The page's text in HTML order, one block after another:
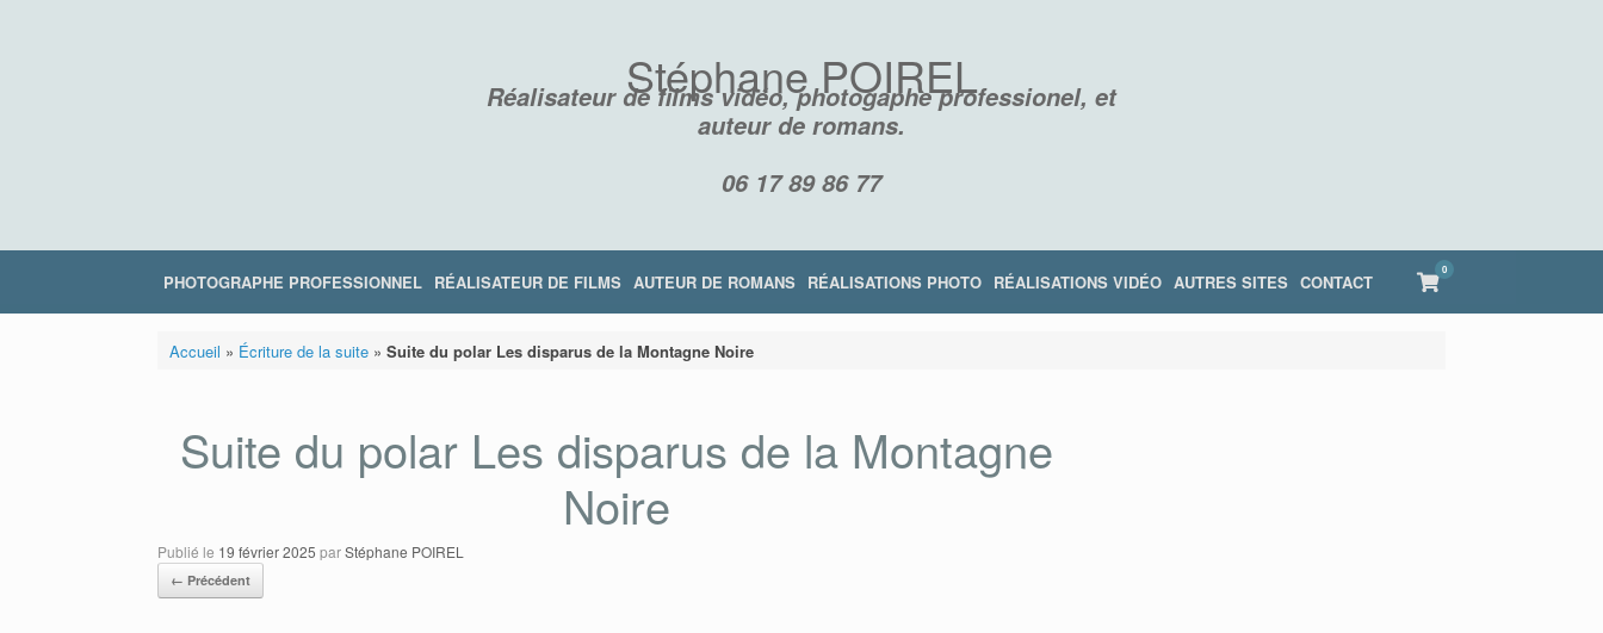
Stéphane POIREL
Réalisateur de films vidéo, photogaphe professionel, et
auteur de romans.
06 17 89 86 77
PHOTOGRAPHE PROFESSIONNEL RÉALISATEUR DE FILMS AUTEUR DE ROMANS RÉALISATIONS PHOTO RÉALISATIONS VIDÉO AUTRES SITES CONTACT View
shopping
cart
0
Accueil » Écriture de la suite» Suite du polar Les disparus de la Montagne Noire
Suite du polar Les disparus de la Montagne
Noire
Publié le 19 février 2025 parStéphane POIREL
← Précédent